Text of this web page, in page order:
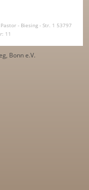
- Biesing - Str. 1 53797
11
Bonn e.V.